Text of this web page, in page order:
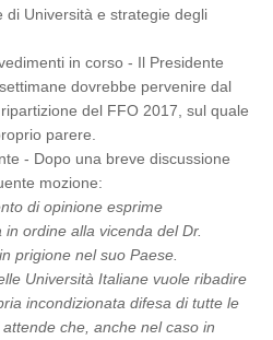
di Università e strategie degli
in corso - Il Presidente
dovrebbe pervenire dal
del FFO 2017, sul quale
parere.
- Dopo una breve discussione
mozione:
di opinione esprime
ordine alla vicenda del Dr.
prigione nel suo Paese.
Università Italiane vuole ribadire
incondizionata difesa di tutte le
che, anche nel caso in